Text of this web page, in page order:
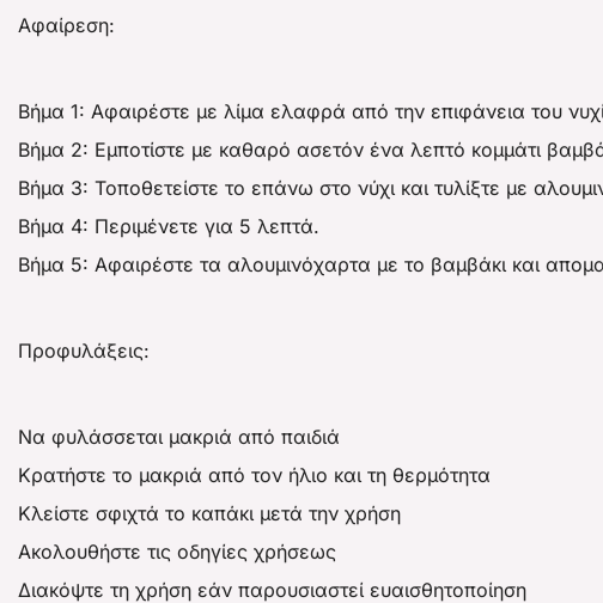
Αφαίρεση:
Βήμα 1: Αφαιρέστε με λίμα ελαφρά από την επιφάνεια του
Βήμα 2: Εμποτίστε με καθαρό ασετόν ένα λεπτό κομμάτι
Βήμα 3: Τοποθετείστε το επάνω στο νύχι και τυλίξτε με
Βήμα 4: Περιμένετε για 5 λεπτά.
Βήμα 5: Αφαιρέστε τα αλουμινόχαρτα με το βαμβάκι και
Προφυλάξεις:
Να φυλάσσεται μακριά από παιδιά
Κρατήστε το μακριά από τον ήλιο και τη θερμότητα
Κλείστε σφιχτά το καπάκι μετά την χρήση
Ακολουθήστε τις οδηγίες χρήσεως
Διακόψτε τη χρήση εάν παρουσιαστεί ευαισθητοποίηση